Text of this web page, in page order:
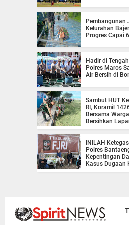
Pembangunan
Kelurahan
Progres Capai
Hadir di
Polres Maros
Air Bersih di
Sambut HUT
RI, Koramil
Bersama
Bersihkan
INILAH
Polres
Kepentingan
Kasus Dugaan